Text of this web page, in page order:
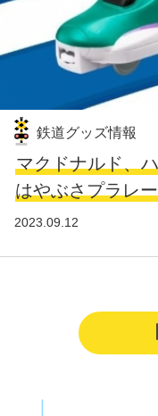
鉄道グッズ情報
マクドナルド、
はやぶさプラレ
2023.09.12